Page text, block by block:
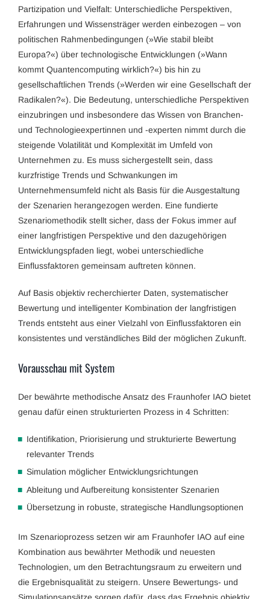
Partizipation und Vielfalt: Unterschiedliche Perspektiven,
Erfahrungen und Wissensträger werden einbezogen – von
politischen Rahmenbedingungen (»Wie stabil bleibt
Europa?«) über technologische Entwicklungen (»Wann
kommt Quantencomputing wirklich?«) bis hin zu
gesellschaftlichen Trends (»Werden wir eine Gesellschaft der
Radikalen?«). Die Bedeutung, unterschiedliche Perspektiven
einzubringen und insbesondere das Wissen von Branchen-
und Technologieexpertinnen und -experten nimmt durch die
steigende Volatilität und Komplexität im Umfeld von
Unternehmen zu. Es muss sichergestellt sein, dass
kurzfristige Trends und Schwankungen im
Unternehmensumfeld nicht als Basis für die Ausgestaltung
der Szenarien herangezogen werden. Eine fundierte
Szenariomethodik stellt sicher, dass der Fokus immer auf
einer langfristigen Perspektive und den dazugehörigen
Entwicklungspfaden liegt, wobei unterschiedliche
Einflussfaktoren gemeinsam auftreten können.
Auf Basis objektiv recherchierter Daten, systematischer
Bewertung und intelligenter Kombination der langfristigen
Trends entsteht aus einer Vielzahl von Einflussfaktoren ein
konsistentes und verständliches Bild der möglichen Zukunft.
Vorausschau mit System
Der bewährte methodische Ansatz des Fraunhofer IAO bietet
genau dafür einen strukturierten Prozess in 4 Schritten:
Identifikation, Priorisierung und strukturierte Bewertung
relevanter Trends
Simulation möglicher Entwicklungsrichtungen
Ableitung und Aufbereitung konsistenter Szenarien
Übersetzung in robuste, strategische Handlungsoptionen
Im Szenarioprozess setzen wir am Fraunhofer IAO auf eine
Kombination aus bewährter Methodik und neuesten
Technologien, um den Betrachtungsraum zu erweitern und
die Ergebnisqualität zu steigern. Unsere Bewertungs- und